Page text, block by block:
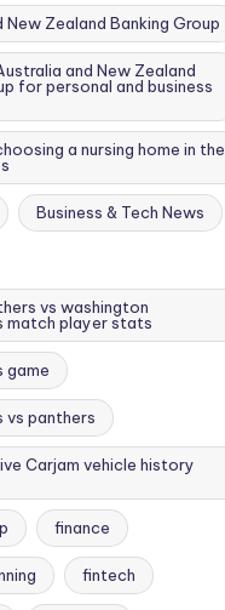
New Zealand Banking Group
and New Zealand
for personal and business
a nursing home in the
Business & Tech News
vs washington
match player stats
game
vs panthers
Carjam vehicle history
finance
fintech